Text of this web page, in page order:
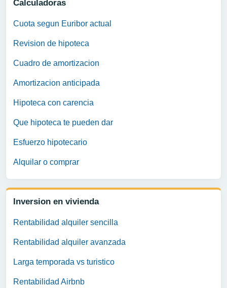
Calculadoras
Cuota segun Euribor actual
Revision de hipoteca
Cuadro de amortizacion
Amortizacion anticipada
Hipoteca con carencia
Que hipoteca te pueden dar
Esfuerzo hipotecario
Alquilar o comprar
Inversion en vivienda
Rentabilidad alquiler sencilla
Rentabilidad alquiler avanzada
Larga temporada vs turistico
Rentabilidad Airbnb